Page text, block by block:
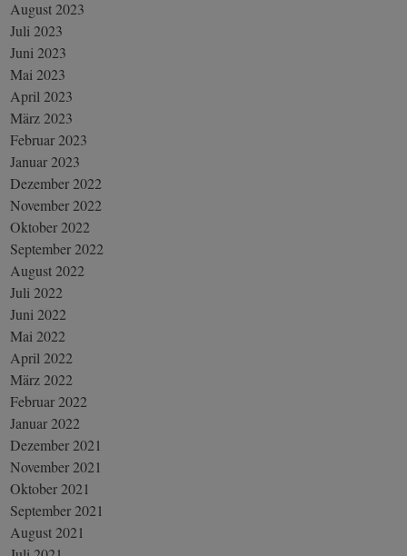
August 2023
Juli 2023
Juni 2023
Mai 2023
April 2023
März 2023
Februar 2023
Januar 2023
Dezember 2022
November 2022
Oktober 2022
September 2022
August 2022
Juli 2022
Juni 2022
Mai 2022
April 2022
März 2022
Februar 2022
Januar 2022
Dezember 2021
November 2021
Oktober 2021
September 2021
August 2021